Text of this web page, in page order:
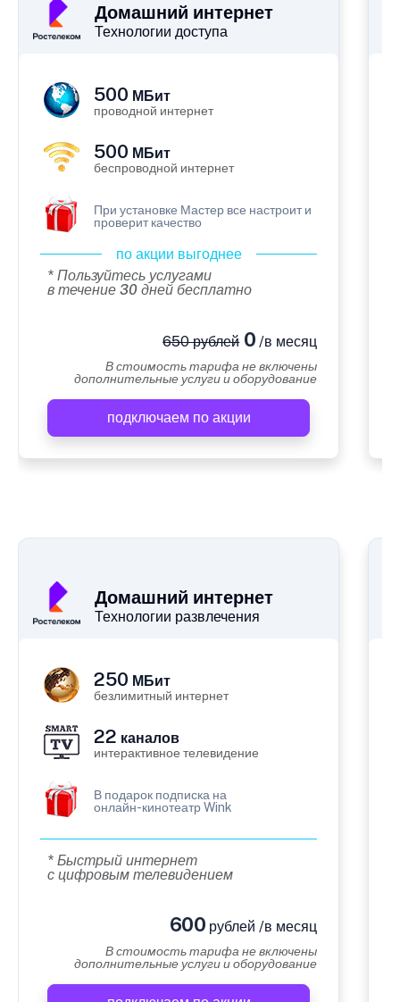
Домашний интернет
Технологии доступа
500 МБит
проводной интернет
500 МБит
беспроводной интернет
При установке Мастер все настроит и
проверит качество
по акции выгоднее
* Пользуйтесь услугами
в течение 30 дней бесплатно
650 рублей0 /в месяц
В стоимость тарифа не включены
дополнительные услуги и оборудование
подключаем по акции
Домашний интернет
Технологии развлечения
250 МБит
безлимитный интернет
22 каналов
интерактивное телевидение
В подарок подписка на
онлайн-кинотеатр Wink
* Быстрый интернет
с цифровым телевидением
600 рублей /в месяц
В стоимость тарифа не включены
дополнительные услуги и оборудование